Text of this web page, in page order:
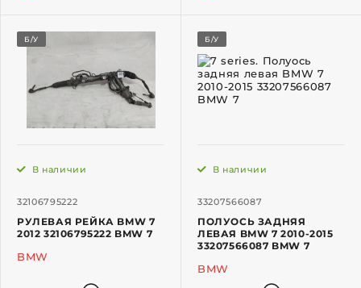
Б/У
32106795222
В наличии
РУЛЕВАЯ РЕЙКА BMW 7
2012 32106795222 BMW 7
BMW
Б/У
33207566087
В наличии
ПОЛУОСЬ ЗАДНЯЯ
ЛЕВАЯ BMW 7 2010-2015
33207566087 BMW 7
BMW